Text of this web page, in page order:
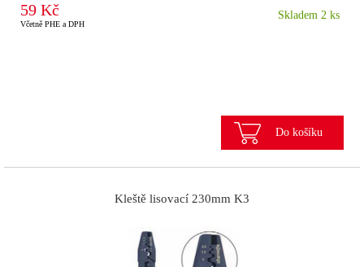
59 Kč
Včetně PHE a DPH
Skladem 2 ks
Do košíku
Kleště lisovací 230mm K3